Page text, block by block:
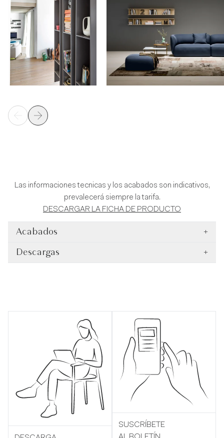
Las informaciones tecnicas y los acabados son indicativos,
prevalecerá siempre la tarifa.
DESCARGAR LA FICHA DE PRODUCTO
Acabados +
Descargas +
SUSCRÍBETE